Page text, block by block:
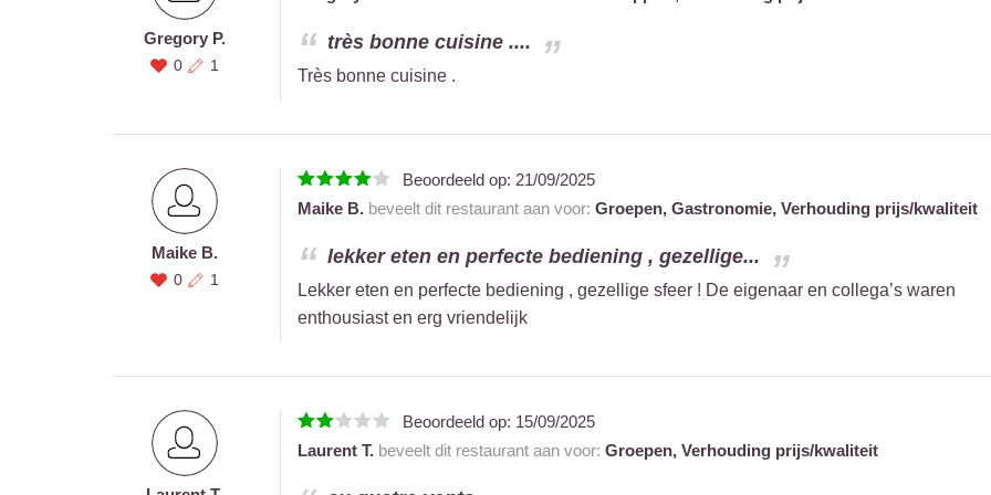
Gregory P.
0 1
très bonne cuisine ....
Très bonne cuisine .
Maike B.
0 1
Beoordeeld op: 21/09/2025
Maike B.beveelt dit restaurant aan voor: Groepen, Gastronomie, Verhouding prijs/kwaliteit
lekker eten en perfecte bediening , gezellige...
Lekker eten en perfecte bediening , gezellige sfeer ! De eigenaar en collega’s waren
enthousiast en erg vriendelijk
Beoordeeld op: 15/09/2025
Laurent T.beveelt dit restaurant aan voor: Groepen, Verhouding prijs/kwaliteit